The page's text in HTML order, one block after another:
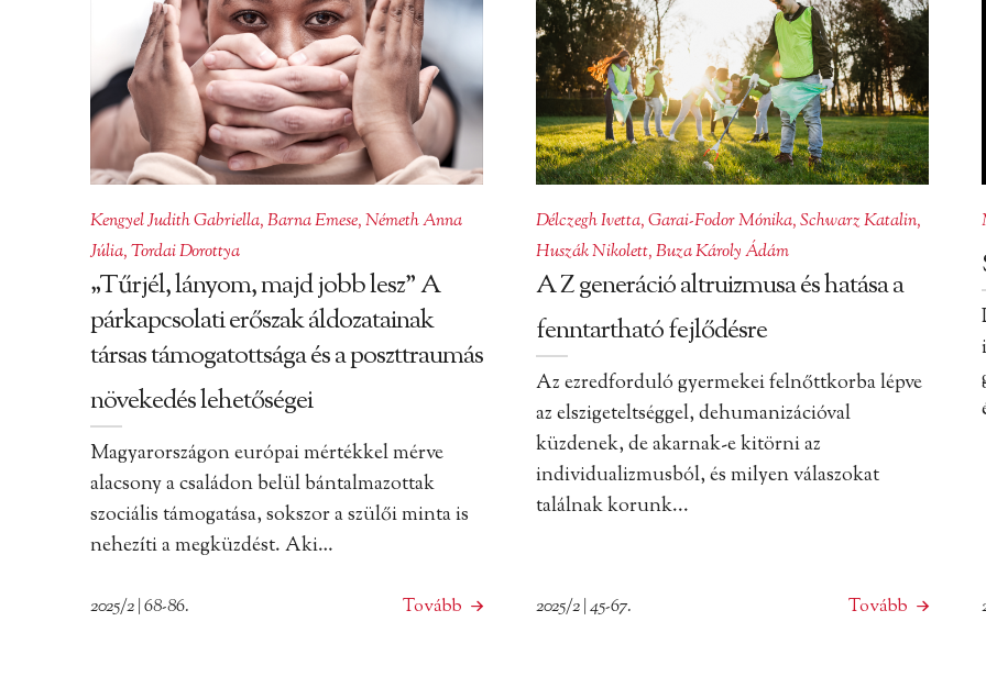
Kengyel Judith Gabriella,Barna Emese,Németh Anna
Júlia,Tordai Dorottya
„Tűrjél, lányom, majd jobb lesz” A
párkapcsolati erőszak áldozatainak
társas támogatottsága és a poszttraumás
növekedés lehetőségei
Magyarországon európai mértékkel mérve
alacsony a családon belül bántalmazottak
szociális támogatása, sokszor a szülői minta is
nehezíti a megküzdést. Aki…
2025/2 | 68-86. Tovább
Délczegh Ivetta,Garai-Fodor Mónika,Schwarz Katalin,
Huszák Nikolett,Buza Károly Ádám
A Z generáció altruizmusa és hatása a
fenntartható fejlődésre
Az ezredforduló gyermekei felnőttkorba lépve
az elszigeteltséggel, dehumanizációval
küzdenek, de akarnak-e kitörni az
individualizmusból, és milyen válaszokat
találnak korunk...
2025/2 | 45-67. Tovább